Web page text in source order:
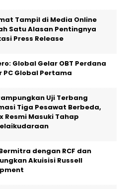
Tampil di Media Online
Satu Alasan Pentingnya
Press Release
Global Gelar OBT Perdana
PC Global Pertama
Uji Terbang
Tiga Pesawat Berbeda,
Resmi Masuki Tahap
dengan RCF dan
Akuisisi Russell